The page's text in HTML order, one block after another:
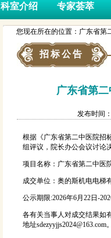
科室介绍 专家荟萃
您现在所在的位置：广东省第
招标公告
广东省第
发布时间
根据《广东省第二中医院招
组评议，院长办公会议讨论
项目名称：广东省第二中医
成交单位：奥的斯机电电梯
公示期限:2026年6月22日-
各有关当事人对成交结果如
地址sdezyyjjs2024@163.com